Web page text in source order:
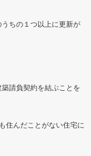
ちの１つ以上に更新が
請負契約を結ぶことを
住んだことがない住宅に